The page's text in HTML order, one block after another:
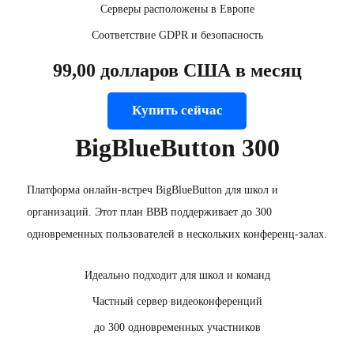
Серверы расположены в Европе
Соответствие GDPR и безопасность
99,00 долларов США в месяц
Купить сейчас
BigBlueButton 300
Платформа онлайн-встреч BigBlueButton для школ и
организаций. Этот план BBB поддерживает до 300
одновременных пользователей в нескольких конференц-залах.
Идеально подходит для школ и команд
Частный сервер видеоконференций
до 300 одновременных участников